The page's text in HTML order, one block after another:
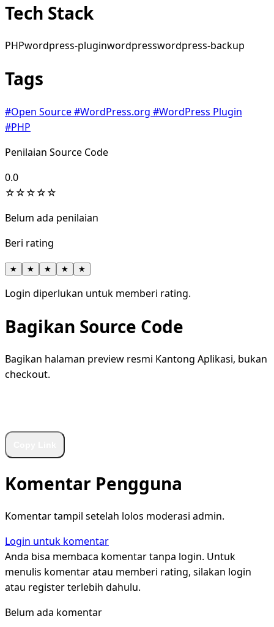
Tech Stack
PHPwordpress-pluginwordpresswordpress-backup
Tags
#Open Source#WordPress.org #WordPress Plugin
#PHP
Penilaian Source Code
0.0
☆☆☆☆☆
Belum ada penilaian
Beri rating
★ ★ ★ ★ ★
Login diperlukan untuk memberi rating.
Bagikan Source Code
Bagikan halaman preview resmi Kantong Aplikasi, bukan
checkout.
Komentar Pengguna
Komentar tampil setelah lolos moderasi admin.
Login untuk komentar
Anda bisa membaca komentar tanpa login. Untuk
menulis komentar atau memberi rating, silakan login
atau register terlebih dahulu.
Belum ada komentar